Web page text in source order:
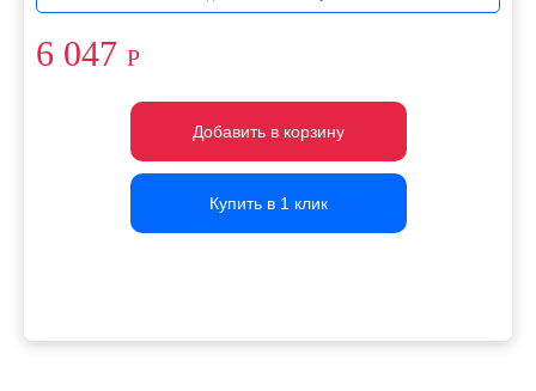
6 047 Р
Добавить в корзину
Добавить в корзину
Добавить в корзину
Купить в 1 клик
Купить в 1 клик
Купить в 1 клик